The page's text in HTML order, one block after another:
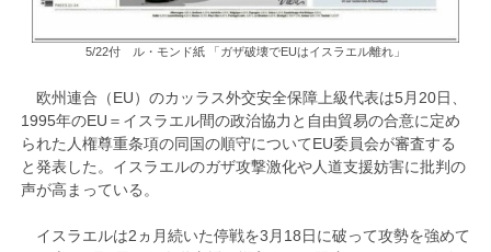
5/22付 ル・モンド紙 「ガザ破壊でEUはイスラエル離れ」
欧州連合（EU）のカッラス外交安全保障上級代表は5月20日、
1995年のEU＝イスラエル間の政治協力と自由貿易の合意に定め
られた人権尊重条項の同国の順守についてEU委員会が審査する
と発表した。イスラエルのガザ攻撃激化や人道支援妨害に批判の
声が高まっている。
イスラエルは2ヵ月続いた停戦を3月18日に破って攻勢を強めて